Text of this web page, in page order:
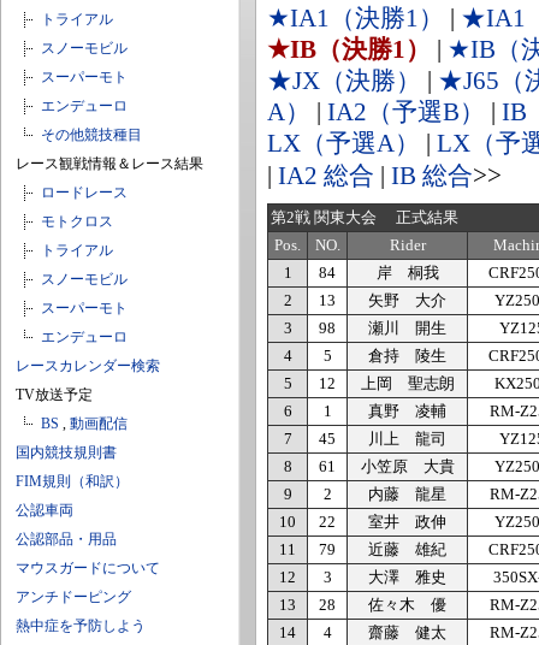
トライアル
スノーモビル
スーパーモト
エンデューロ
その他競技種目
レース観戦情報＆レース結果
ロードレース
モトクロス
トライアル
スノーモビル
スーパーモト
エンデューロ
レースカレンダー検索
TV放送予定
BS , 動画配信
国内競技規則書
FIM規則（和訳）
公認車両
公認部品・用品
マウスガードについて
アンチドーピング
熱中症を予防しよう
★IA1（決勝1） | ★IA1
★IB（決勝1）
| ★IB（
★JX（決勝）
| ★J65（
A）
| IA2（予選B） | IB
LX（予選A）
| LX（予
| IA2 総合 | IB 総合>>
第2戦 関東大会 正式結果
Pos.
NO. Rider
1
84 岸 桐我
2
13 矢野 大介
3
98 瀬川 開生
4
5 倉持 陵生
5
12 上岡 聖志朗
6
1 真野 凌輔
RM-
7
45 川上 龍司
8
61 小笠原 大貴
9
2 内藤 龍星
RM-
10
22 室井 政伸
11
79 近藤 雄紀
12
3 大澤 雅史
13
28 佐々木 優
RM-
14
4 齋藤 健太
RM-